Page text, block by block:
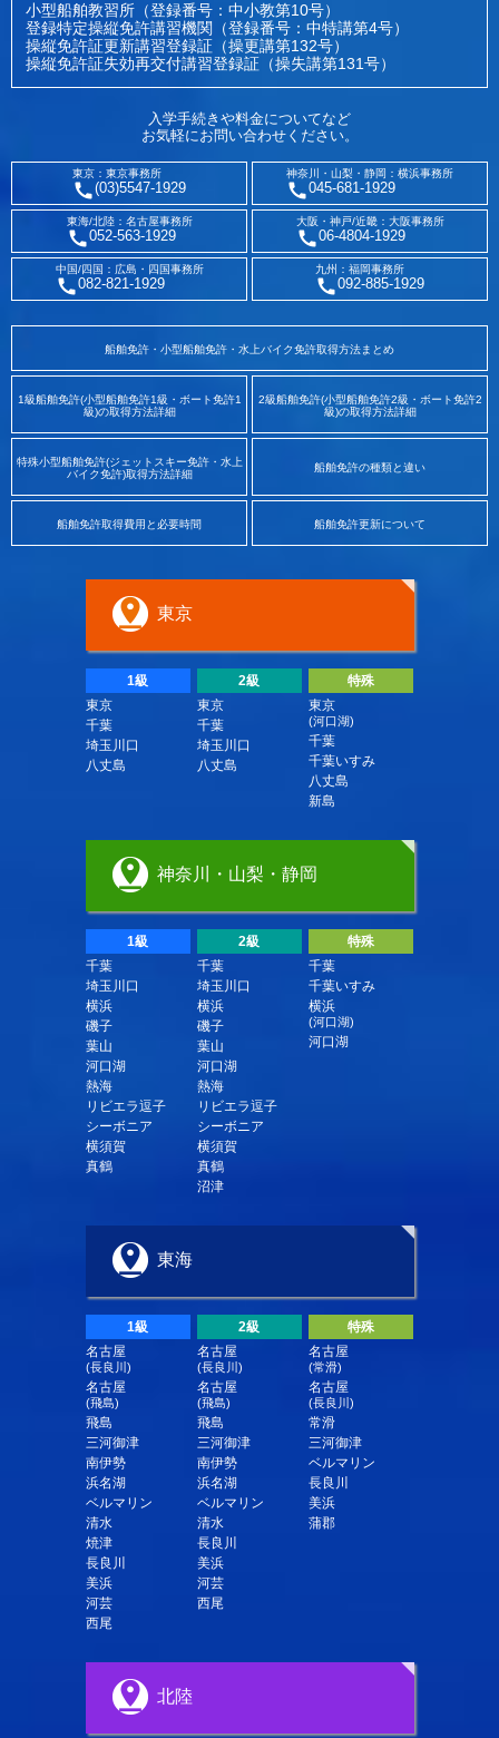
小型船舶教習所（登録番号：中小教第10号）
登録特定操縦免許講習機関（登録番号：中特講第4号）
操縦免許証更新講習登録証（操更講第132号）
操縦免許証失効再交付講習登録証（操失講第131号）
入学手続きや料金についてなど
お気軽にお問い合わせください。
東京：東京事務所
(03)5547-1929
神奈川・山梨・静岡：横浜事務所
045-681-1929
東海/北陸：名古屋事務所
052-563-1929
大阪・神戸/近畿：大阪事務所
06-4804-1929
中国/四国：広島・四国事務所
082-821-1929
九州：福岡事務所
092-885-1929
船舶免許・小型船舶免許・水上バイク免許取得方法まとめ
1級船舶免許(小型船舶免許1級・ボート免許1
級)の取得方法詳細
2級船舶免許(小型船舶免許2級・ボート免許2
級)の取得方法詳細
特殊小型船舶免許(ジェットスキー免許・水上
バイク免許)取得方法詳細
船舶免許の種類と違い
船舶免許取得費用と必要時間 船舶免許更新について
東京
1級
東京
千葉
埼玉川口
八丈島
2級
東京
千葉
埼玉川口
八丈島
特殊
東京
(河口湖)
千葉
千葉いすみ
八丈島
新島
神奈川・山梨・静岡
1級
千葉
埼玉川口
横浜
磯子
葉山
河口湖
熱海
リビエラ逗子
シーボニア
横須賀
真鶴
2級
千葉
埼玉川口
横浜
磯子
葉山
河口湖
熱海
リビエラ逗子
シーボニア
横須賀
真鶴
沼津
特殊
千葉
千葉いすみ
横浜
(河口湖)
河口湖
東海
1級
名古屋
(長良川)
名古屋
(飛島)
飛島
三河御津
南伊勢
浜名湖
ベルマリン
清水
焼津
長良川
美浜
河芸
西尾
2級
名古屋
(長良川)
名古屋
(飛島)
飛島
三河御津
南伊勢
浜名湖
ベルマリン
清水
長良川
美浜
河芸
西尾
特殊
名古屋
(常滑)
名古屋
(長良川)
常滑
三河御津
ベルマリン
長良川
美浜
蒲郡
北陸